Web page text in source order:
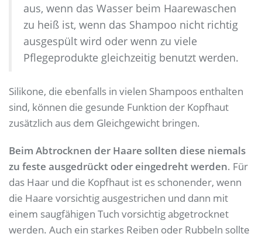
aus, wenn das Wasser beim Haarewaschen
zu heiß ist, wenn das Shampoo nicht richtig
ausgespült wird oder wenn zu viele
Pflegeprodukte gleichzeitig benutzt werden.
Silikone, die ebenfalls in vielen Shampoos enthalten
sind, können die gesunde Funktion der Kopfhaut
zusätzlich aus dem Gleichgewicht bringen.
Beim Abtrocknen der Haare sollten diese niemals
zu feste ausgedrückt oder eingedreht werden. Für
das Haar und die Kopfhaut ist es schonender, wenn
die Haare vorsichtig ausgestrichen und dann mit
einem saugfähigen Tuch vorsichtig abgetrocknet
werden. Auch ein starkes Reiben oder Rubbeln sollte